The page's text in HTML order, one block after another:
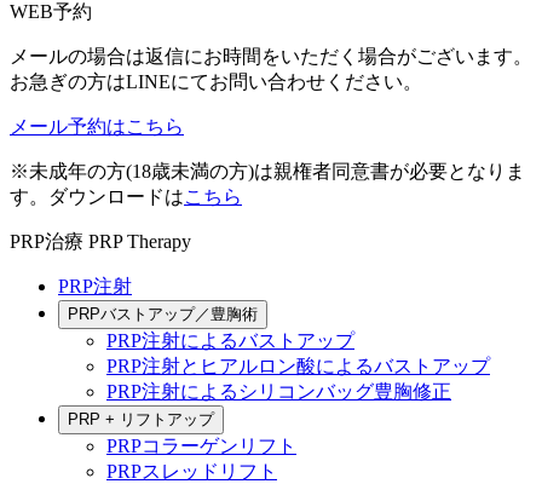
WEB予約
メールの場合は返信にお時間をいただく場合がございます。
お急ぎの方はLINEにてお問い合わせください。
メール予約はこちら
※未成年の方(18歳未満の方)は親権者同意書が必要となりま
す。ダウンロードはこちら
PRP治療 PRP Therapy
PRP注射
PRPバストアップ／豊胸術
PRP注射によるバストアップ
PRP注射とヒアルロン酸によるバストアップ
PRP注射によるシリコンバッグ豊胸修正
PRP + リフトアップ
PRPコラーゲンリフト
PRPスレッドリフト